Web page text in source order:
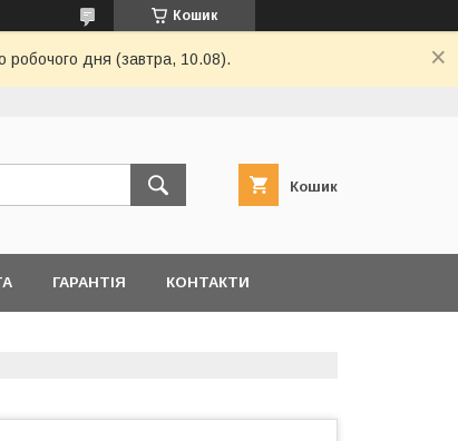
Кошик
робочого дня (завтра, 10.08).
Кошик
ГАРАНТІЯ КОНТАКТИ